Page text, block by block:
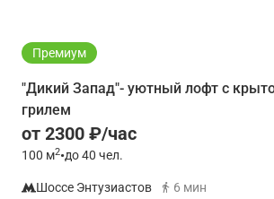
Премиум
"Дикий Запад"- уютный лофт с
грилем
от 2300 ₽/час
100 м2•до 40 чел.
Шоссе Энтузиастов
6 мин